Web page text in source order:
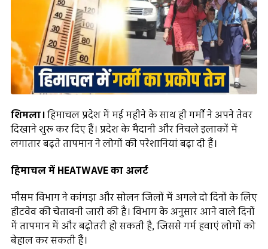
शिमला।हिमाचल प्रदेश में मई महीने के साथ ही गर्मी ने अपने तेवर
दिखाने शुरू कर दिए हैं। प्रदेश के मैदानी और निचले इलाकों में
लगातार बढ़ते तापमान ने लोगों की परेशानियां बढ़ा दी हैं।
हिमाचल में HEATWAVE का अलर्ट
मौसम विभाग ने कांगड़ा और सोलन जिलों में अगले दो दिनों के लिए
हीटवेव की चेतावनी जारी की है। विभाग के अनुसार आने वाले दिनों
में तापमान में और बढ़ोतरी हो सकती है, जिससे गर्म हवाएं लोगों को
बेहाल कर सकती हैं।